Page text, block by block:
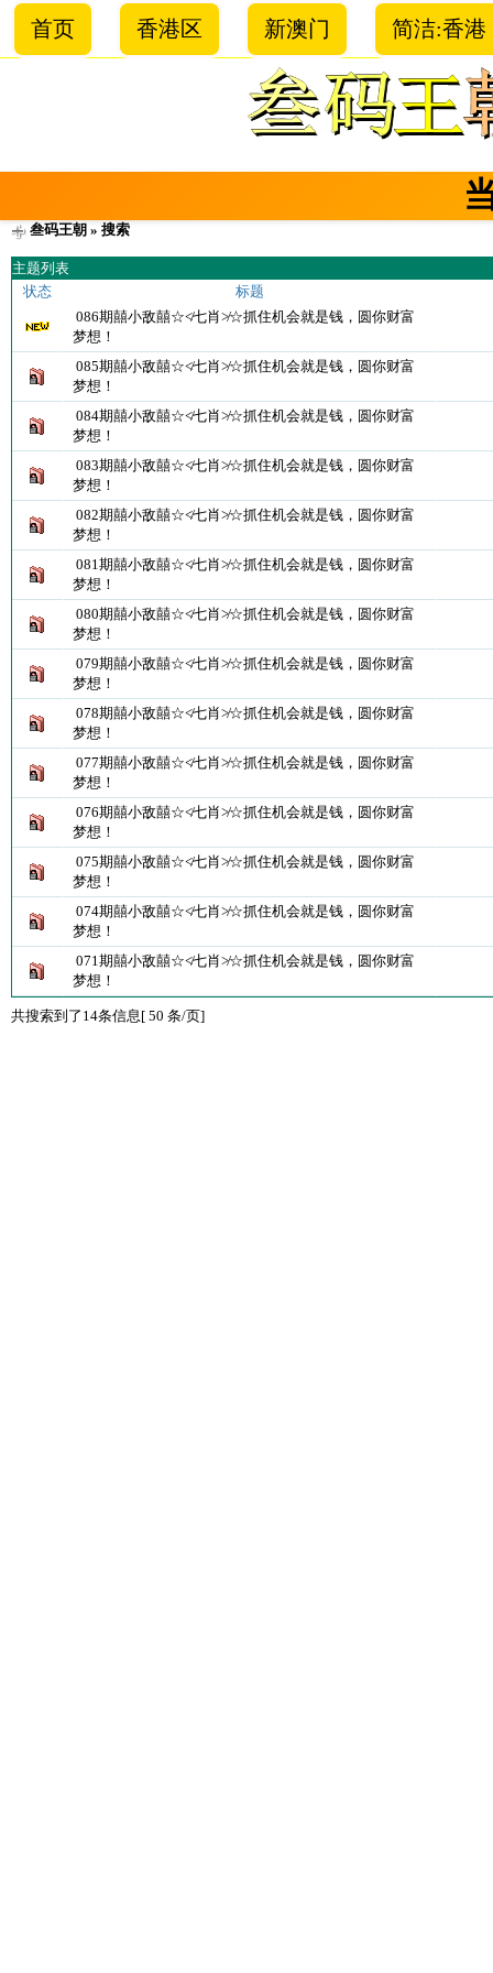
首页 香港区 新澳门 简洁:香港
叁码王朝 » 搜索
主题列表
状态
标题
086期囍小敌囍☆≮七肖≯☆抓住机会就是钱，圆你财富
梦想！
085期囍小敌囍☆≮七肖≯☆抓住机会就是钱，圆你财富
梦想！
084期囍小敌囍☆≮七肖≯☆抓住机会就是钱，圆你财富
梦想！
083期囍小敌囍☆≮七肖≯☆抓住机会就是钱，圆你财富
梦想！
082期囍小敌囍☆≮七肖≯☆抓住机会就是钱，圆你财富
梦想！
081期囍小敌囍☆≮七肖≯☆抓住机会就是钱，圆你财富
梦想！
080期囍小敌囍☆≮七肖≯☆抓住机会就是钱，圆你财富
梦想！
079期囍小敌囍☆≮七肖≯☆抓住机会就是钱，圆你财富
梦想！
078期囍小敌囍☆≮七肖≯☆抓住机会就是钱，圆你财富
梦想！
077期囍小敌囍☆≮七肖≯☆抓住机会就是钱，圆你财富
梦想！
076期囍小敌囍☆≮七肖≯☆抓住机会就是钱，圆你财富
梦想！
075期囍小敌囍☆≮七肖≯☆抓住机会就是钱，圆你财富
梦想！
074期囍小敌囍☆≮七肖≯☆抓住机会就是钱，圆你财富
梦想！
071期囍小敌囍☆≮七肖≯☆抓住机会就是钱，圆你财富
梦想！
共搜索到了14条信息[ 50 条/页]